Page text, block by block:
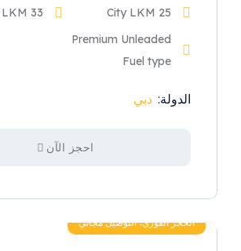
25 City LKM
33 Highway LKM
Premium Unleaded
Fuel type
الدولة: دبي
احجز الآن
الحجز الفوري، التوصيل مجاني